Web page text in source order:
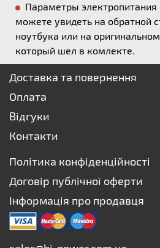
Параметры электропитания
можете увидеть на обратной
ноутбука или на
который шел в комлекте.
Доставка та повернення
Оплата
Відгуки
Контакти
Політика конфіденційності
Договір публічної оферти
Інформація про продавця